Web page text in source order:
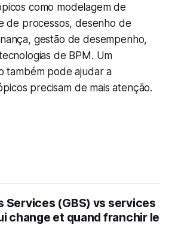
como modelagem de
de processos, desenho de
gestão de desempenho,
de BPM. Um
também pode ajudar a
precisam de mais atenção.
Services (GBS) vs services
change et quand franchir le